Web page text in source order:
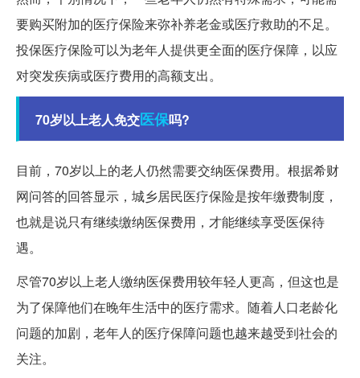
要购买附加的医疗保险来弥补养老金或医疗救助的不足。
投保医疗保险可以为老年人提供更全面的医疗保障，以应
对突发疾病或医疗费用的高额支出。
70岁以上老人免交医保吗?
目前，70岁以上的老人仍然需要交纳医保费用。根据希财
网问答的回答显示，城乡居民医疗保险是按年缴费制度，
也就是说只有继续缴纳医保费用，才能继续享受医保待
遇。
尽管70岁以上老人缴纳医保费用较年轻人更高，但这也是
为了保障他们在晚年生活中的医疗需求。随着人口老龄化
问题的加剧，老年人的医疗保障问题也越来越受到社会的
关注。